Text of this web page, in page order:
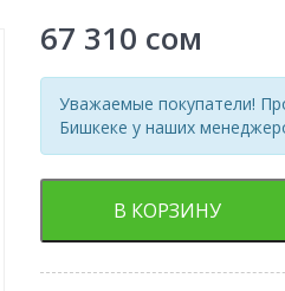
67 310 сом
Уважаемые покупатели!
Бишкеке у наших
В КОРЗИНУ